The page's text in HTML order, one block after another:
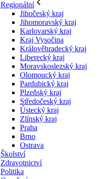
Regionální
Jihočeský kraj
Jihomoravský kraj
Karlovarský kraj
Kraj Vysočina
Králověhradecký kraj
Liberecký kraj
Moravskoslezský kraj
Olomoucký kraj
Pardubický kraj
Plzeňský kraj
Středočeský kraj
Ústecký kraj
Zlínský kraj
Praha
Brno
Ostrava
Školství
Zdravotnictví
Politika